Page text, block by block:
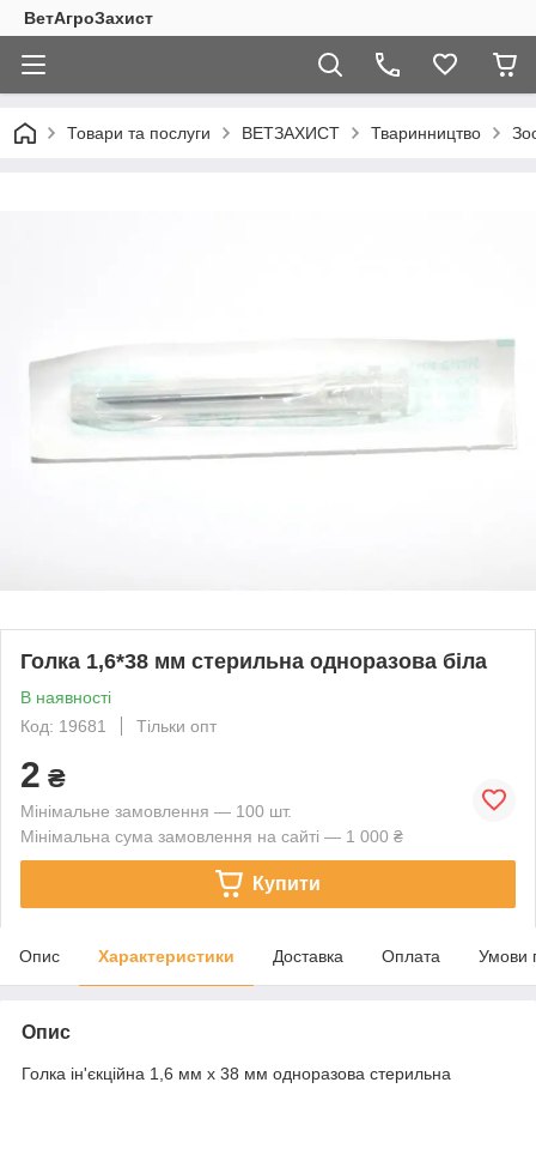
ВетАгроЗахист
Товари та послуги ВЕТЗАХИСТ Тваринництво
Голка 1,6*38 мм стерильна одноразова біла
В наявності
Код: 19681
Тільки опт
2 ₴
Мінімальне замовлення — 100 шт.
Мінімальна сума замовлення на сайті — 1 000 ₴
Купити
Опис Характеристики Доставка Оплата Умови
Опис
Голка ін'єкційна 1,6 мм х 38 мм одноразова стерильна